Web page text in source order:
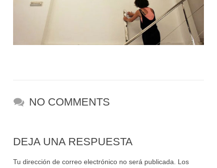
NO COMMENTS
DEJA UNA RESPUESTA
Tu dirección de correo electrónico no será publicada.
Los